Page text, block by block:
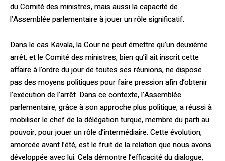
du Comité des ministres, mais aussi la capacité de
l’Assemblée parlementaire à jouer un rôle significatif.
Dans le cas Kavala, la Cour ne peut émettre qu’un deuxième
arrêt, et le Comité des mi­nistres, bien qu’il ait inscrit cette
affaire à l’ordre du jour de toutes ses réunions, ne dispose
pas des moyens politiques pour faire pression afin d’obtenir
l’exécution de l’arrêt. Dans ce contexte, l’Assemblée
parlemen­taire, grâce à son approche plus politique, a réussi à
mobiliser le chef de la délégation turque, membre du parti au
pouvoir, pour jouer un rôle d’intermédiaire. Cette évolu­tion,
amorcée avant l’été, est le fruit de la relation que nous avons
développée avec lui. Cela démontre l’efficacité du dialogue,